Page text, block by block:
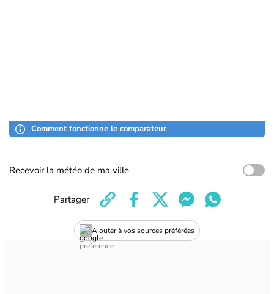
Comment fonctionne le comparateur
Recevoir la météo de ma ville
Ajouter à vos sources préférées
Partager